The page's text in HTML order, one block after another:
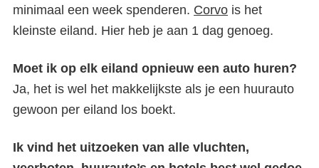
minimaal een week spenderen. Corvo is het
kleinste eiland. Hier heb je aan 1 dag genoeg.
Moet ik op elk eiland opnieuw een auto huren?
Ja, het is wel het makkelijkste als je een huurauto
gewoon per eiland los boekt.
Ik vind het uitzoeken van alle vluchten,